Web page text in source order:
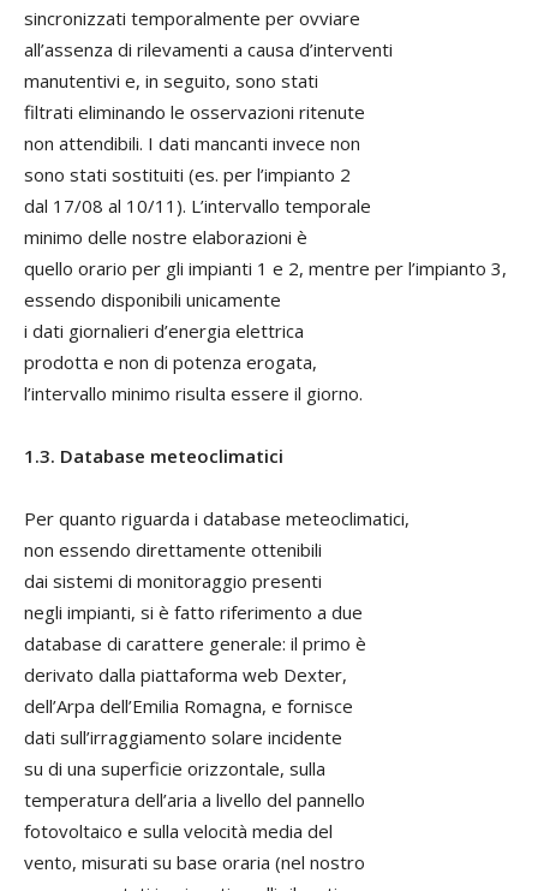
sincronizzati temporalmente per ovviare
all’assenza di rilevamenti a causa d’interventi
manutentivi e, in seguito, sono stati
filtrati eliminando le osservazioni ritenute
non attendibili. I dati mancanti invece non
sono stati sostituiti (es. per l’impianto 2
dal 17/08 al 10/11). L’intervallo temporale
minimo delle nostre elaborazioni è
quello orario per gli impianti 1 e 2, mentre per l’impianto 3,
essendo disponibili unicamente
i dati giornalieri d’energia elettrica
prodotta e non di potenza erogata,
l’intervallo minimo risulta essere il giorno.
1.3. Database meteoclimatici
Per quanto riguarda i database meteoclimatici,
non essendo direttamente ottenibili
dai sistemi di monitoraggio presenti
negli impianti, si è fatto riferimento a due
database di carattere generale: il primo è
derivato dalla piattaforma web Dexter,
dell’Arpa dell’Emilia Romagna, e fornisce
dati sull’irraggiamento solare incidente
su di una superficie orizzontale, sulla
temperatura dell’aria a livello del pannello
fotovoltaico e sulla velocità media del
vento, misurati su base oraria (nel nostro